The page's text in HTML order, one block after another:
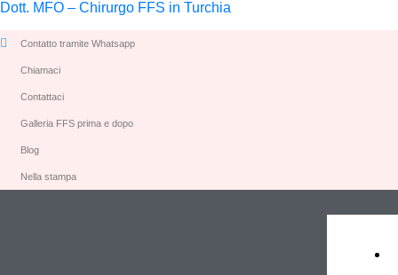
Dott. MFO – Chirurgo FFS in Turchia
Contatto tramite Whatsapp
Chiamaci
Contattaci
Galleria FFS prima e dopo
Blog
Nella stampa